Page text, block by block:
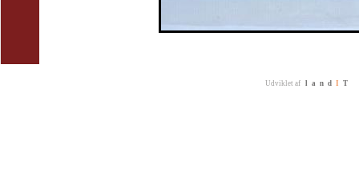
Udviklet af land I T